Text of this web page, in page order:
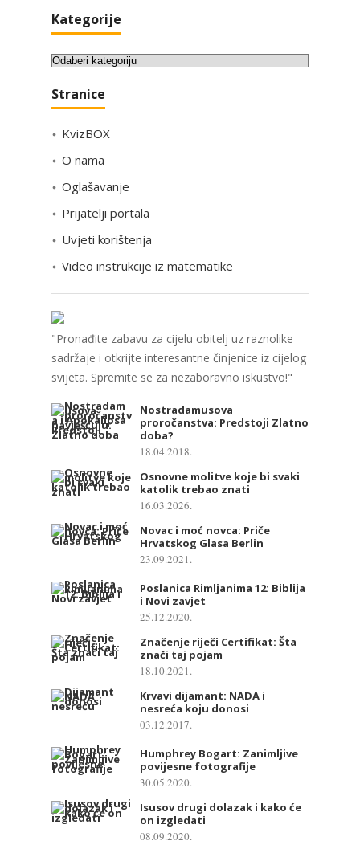
Kategorije
K
t
g
o
i
j
Stranice
KvizBOX
O nama
Oglašavanje
Prijatelji portala
Uvjeti korištenja
Video instrukcije iz matematike
"Pronađite zabavu za cijelu obitelj uz raznolike
sadržaje i otkrijte interesantne činjenice iz cijelog
svijeta. Spremite se za nezaboravno iskustvo!"
Nostradamusova
proročanstva: Predstoji Zlatno
doba?
18.04.2018.
Osnovne molitve koje bi svaki
katolik trebao znati
16.03.2026.
Novac i moć novca: Priče
Hrvatskog Glasa Berlin
23.09.2021.
Poslanica Rimljanima 12: Biblija
i Novi zavjet
25.12.2020.
Značenje riječi Certifikat: Šta
znači taj pojam
18.10.2021.
Krvavi dijamant: NADA i
nesreća koju donosi
03.12.2017.
Humphrey Bogart: Zanimljive
povijesne fotografije
30.05.2020.
Isusov drugi dolazak i kako će
on izgledati
08.09.2020.